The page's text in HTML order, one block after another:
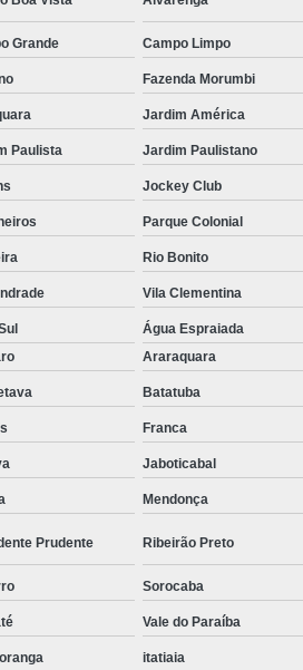
Grande Campo Limpo
Fazenda Morumbi
Jardim América
Paulista Jardim Paulistano
Jockey Club
Parque Colonial
Rio Bonito
Vila Clementina
Água Espraiada
Araraquara
Batatuba
Franca
Jaboticabal
Mendonça
Prudente Ribeirão Preto
Sorocaba
Vale do Paraíba
itatiaia